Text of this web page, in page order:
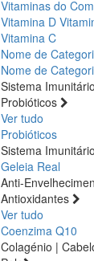
Vitaminas do
Vitamina D
Vitamina C
Nome de
Nome de
Sistema
Probióticos
Ver tudo
Probióticos
Sistema Imunitário
Geleia Real
Anti-
Antioxidantes
Ver tudo
Coenzima Q10
Colagénio |